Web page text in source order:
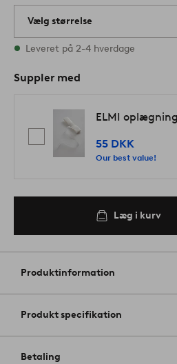
Vælg størrelse
Alle størrelser er på lager
Leveret på 2-4 hverdage
Suppler med
ELMI
55 DKK
Our best value!
Læg i kurv
Produktinformation
Produkt specifikation
Betaling